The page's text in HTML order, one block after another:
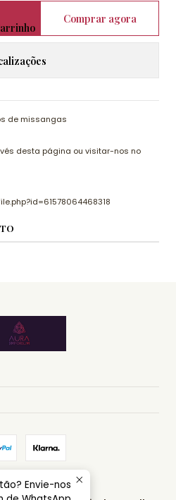
Comprar agora
de missangas
desta página ou visitar-nos no
EMPORIUM.
Envie-nos